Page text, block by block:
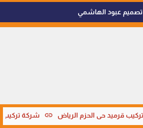
قرميد حي الحزم الرياض link شركة تركيب
تصميم عبود الهاشمي